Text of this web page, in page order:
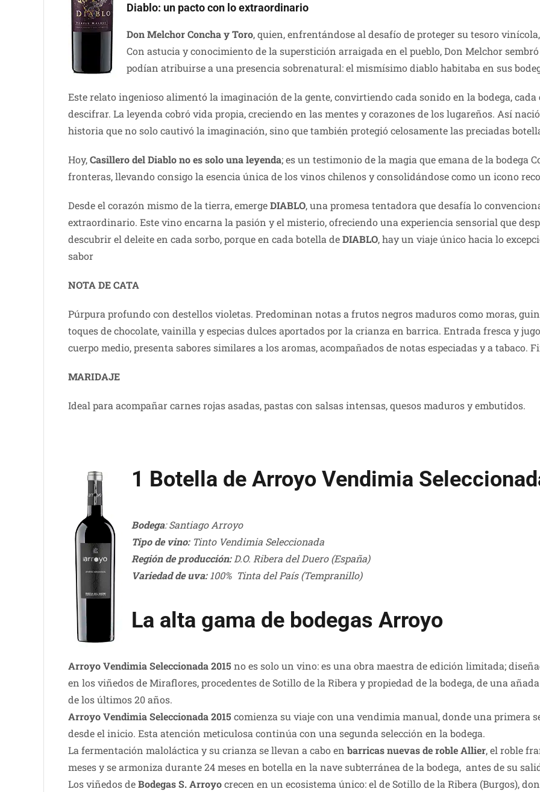
Diablo: un pacto con lo extraordinario
Don Melchor Concha y Toro, quien, enfrentándose al desafío de proteger su tesoro
Con astucia y conocimiento de la superstición arraigada en el pueblo, Don Melchor
podían atribuirse a una presencia sobrenatural: el mismísimo diablo habitaba en sus
Este relato ingenioso alimentó la imaginación de la gente, convirtiendo cada sonido en la bodega,
descifrar. La leyenda cobró vida propia, creciendo en las mentes y corazones de los lugareños. Así
historia que no solo cautivó la imaginación, sino que también protegió celosamente las preciadas
Hoy,Casillero del Diablo no es solo una leyenda; es un testimonio de la magia que emana de la bodega
fronteras, llevando consigo la esencia única de los vinos chilenos y consolidándose como un icono
Desde el corazón mismo de la tierra, emergeDIABLO, una promesa tentadora que desafía lo
extraordinario. Este vino encarna la pasión y el misterio, ofreciendo una experiencia sensorial que
descubrir el deleite en cada sorbo, porque en cada botella deDIABLO, hay un viaje único hacia lo
sabor
NOTA DE CATA
Púrpura profundo con destellos violetas. Predominan notas a frutos negros maduros como moras,
toques de chocolate, vainilla y especias dulces aportados por la crianza en barrica. Entrada fresca y
cuerpo medio, presenta sabores similares a los aromas, acompañados de notas especiadas y a tabaco.
MARIDAJE
Ideal para acompañar carnes rojas asadas, pastas con salsas intensas, quesos maduros y embutidos.
1 Botella de Arroyo Vendimia
Bodega: Santiago Arroyo
Tipo de vino:Tinto Vendimia Seleccionada
Región de producción:D.O. Ribera del Duero (España)
Variedad de uva:100% Tinta del País (Tempranillo)
La alta gama de bodegas Arroyo
Arroyo Vendimia Seleccionada 2015 no es solo un vino: es una obra maestra de edición limitada;
en los viñedos de Miraflores, procedentes de Sotillo de la Ribera y propiedad de la bodega, de una añada
de los últimos 20 años.
Arroyo Vendimia Seleccionada 2015 comienza su viaje con una vendimia manual, donde una primera
desde el inicio. Esta atención meticulosa continúa con una segunda selección en la bodega.
La fermentación maloláctica y su crianza se llevan a cabo enbarricas nuevas de roble Allier, el roble
meses y se armoniza durante 24 meses en botella en la nave subterránea de la bodega, antes de su
Los viñedos deBodegas S. Arroyocrecen en un ecosistema único: el de Sotillo de la Ribera (Burgos),